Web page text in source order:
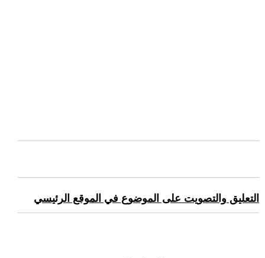
التعليق والتصويت على الموضوع في الموقع الرئيسي